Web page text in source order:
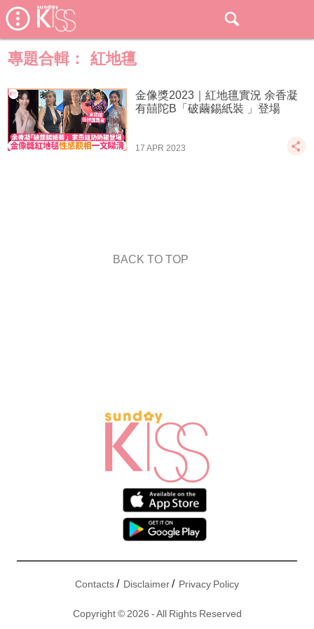
專題合輯： 紅地氊
金像獎2023｜紅地氊實況 余香凝
有囍陀B「破繭錫紙裝 」登場
17 APR 2023
BACK TO TOP
Contacts/ Disclaimer/ Privacy Policy
Copyright © 2026 - All Rights Reserved